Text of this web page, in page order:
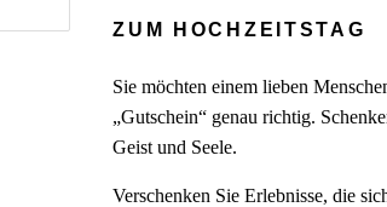
ZUM HOCHZEITSTAG
Sie möchten einem lieben
„Gutschein“ genau richtig.
Geist und Seele.
Verschenken Sie Erlebnisse, die